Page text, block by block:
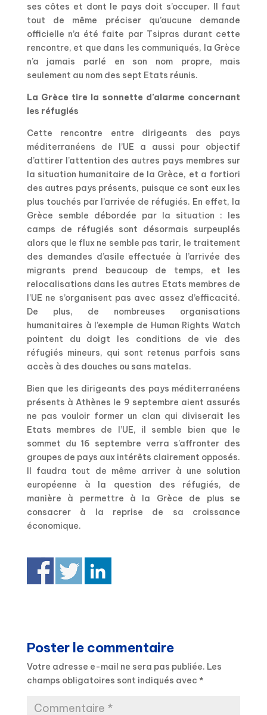
ses côtes et dont le pays doit s’occuper. Il faut
tout de même préciser qu’aucune demande
officielle n’a été faite par Tsipras durant cette
rencontre, et que dans les communiqués, la Grèce
n’a jamais parlé en son nom propre, mais
seulement au nom des sept Etats réunis.
La Grèce tire la sonnette d’alarme concernant
les réfugiés
Cette rencontre entre dirigeants des pays
méditerranéens de l’UE a aussi pour objectif
d’attirer l’attention des autres pays membres sur
la situation humanitaire de la Grèce, et a fortiori
des autres pays présents, puisque ce sont eux les
plus touchés par l’arrivée de réfugiés. En effet, la
Grèce semble débordée par la situation : les
camps de réfugiés sont désormais surpeuplés
alors que le flux ne semble pas tarir, le traitement
des demandes d’asile effectuée à l’arrivée des
migrants prend beaucoup de temps, et les
relocalisations dans les autres Etats membres de
l’UE ne s’organisent pas avec assez d’efficacité.
De plus, de nombreuses organisations
humanitaires à l’exemple de Human Rights Watch
pointent du doigt les conditions de vie des
réfugiés mineurs, qui sont retenus parfois sans
accès à des douches ou sans matelas.
Bien que les dirigeants des pays méditerranéens
présents à Athènes le 9 septembre aient assurés
ne pas vouloir former un clan qui diviserait les
Etats membres de l’UE, il semble bien que le
sommet du 16 septembre verra s’affronter des
groupes de pays aux intérêts clairement opposés.
Il faudra tout de même arriver à une solution
européenne à la question des réfugiés, de
manière à permettre à la Grèce de plus se
consacrer à la reprise de sa croissance
économique.
Poster le commentaire
Votre adresse e-mail ne sera pas publiée. Les
champs obligatoires sont indiqués avec *